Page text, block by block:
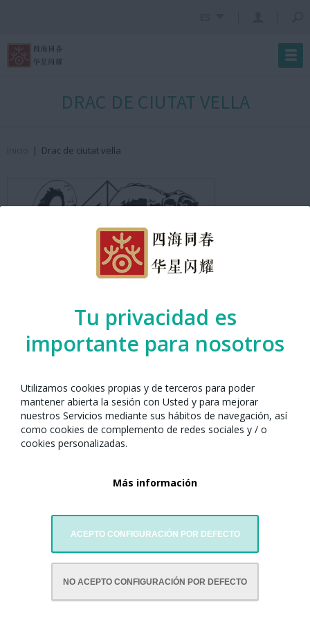
Tu privacidad es
importante para nosotros
Utilizamos cookies propias y de terceros para poder
mantener abierta la sesión con Usted y para mejorar
nuestros Servicios mediante sus hábitos de navegación, así
como cookies de complemento de redes sociales y / o
cookies personalizadas.
Más información
ACEPTO CONFIGURACIÓN POR DEFECTO
NO ACEPTO CONFIGURACIÓN POR DEFECTO
DRAC DE CIUTAT VELLA
Inicio | Drac de ciutat vella
CON LA COLABORACIÓN DE: